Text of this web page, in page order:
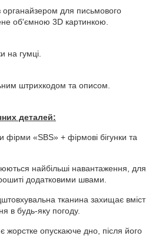
органайзером для письмового
об'ємною 3D картинкою.
на гумці.
штрихкодом та описом.
деталей:
фірми «SBS» + фірмові бігунки та
найбільші навантаження, для
додатковими швами.
тканина захищає вміст
в будь-яку погоду.
жорстке опускаюче дно, після його